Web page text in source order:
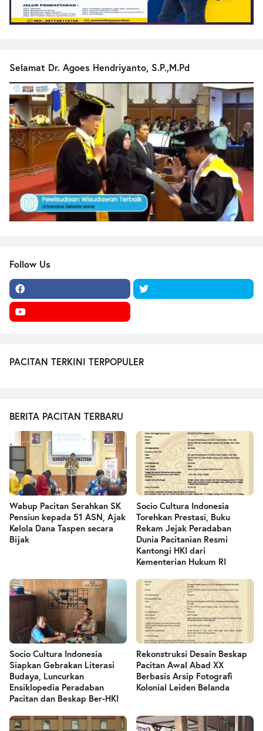
Selamat Dr. Agoes Hendriyanto, S.P.,M.Pd
Follow Us
PACITAN TERKINI TERPOPULER
BERITA PACITAN TERBARU
Wabup Pacitan Serahkan SK
Pensiun kepada 51 ASN, Ajak
Kelola Dana Taspen secara
Bijak
Socio Cultura Indonesia
Torehkan Prestasi, Buku
Rekam Jejak Peradaban
Dunia Pacitanian Resmi
Kantongi HKI dari
Kementerian Hukum RI
Socio Cultura Indonesia
Siapkan Gebrakan Literasi
Budaya, Luncurkan
Ensiklopedia Peradaban
Pacitan dan Beskap Ber-HKI
Rekonstruksi Desain Beskap
Pacitan Awal Abad XX
Berbasis Arsip Fotografi
Kolonial Leiden Belanda